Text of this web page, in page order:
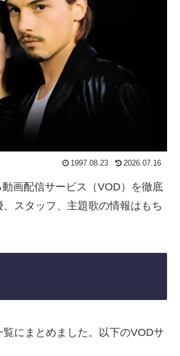
1997.08.23 2026.07.16
画配信サービス（VOD）を徹底
スタッフ、主題歌の情報はもち
にまとめました。以下のVODサ